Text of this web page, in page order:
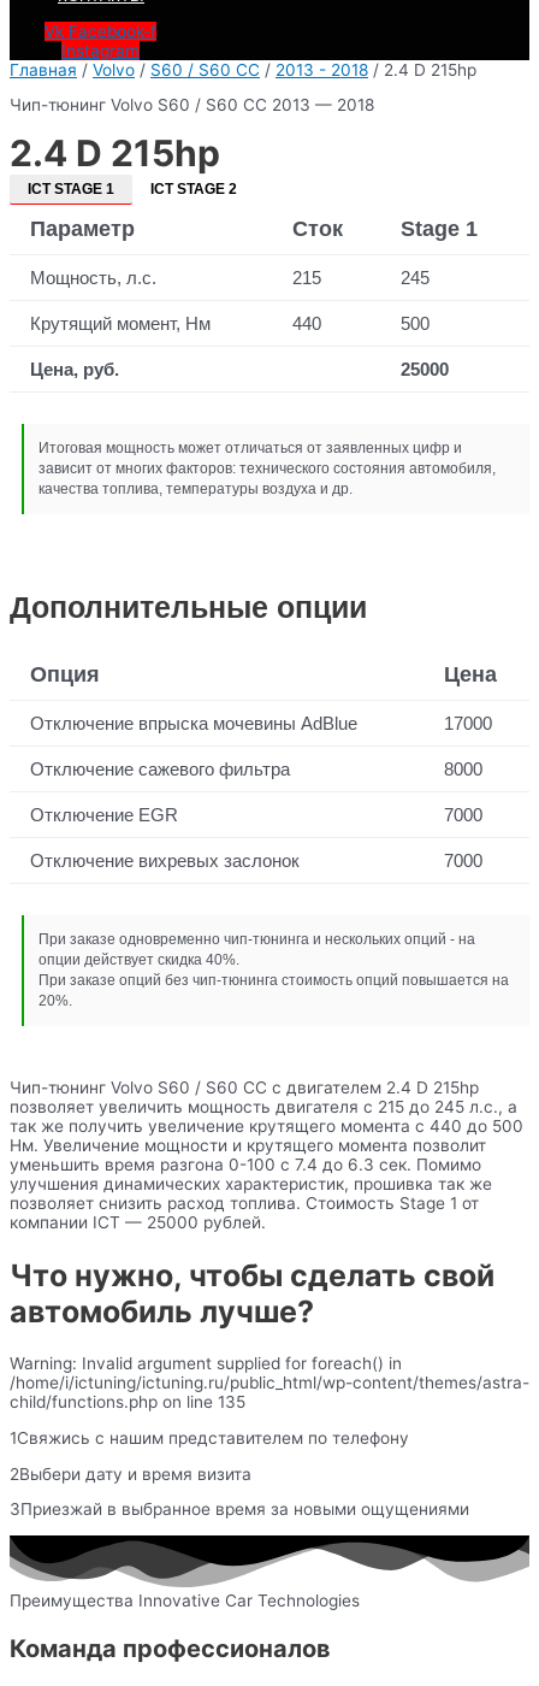
Vk Facebook-f
Instagram
Главная / Volvo / S60 / S60 CC / 2013 - 2018 / 2.4 D 215hp
Чип-тюнинг Volvo S60 / S60 CC 2013 — 2018
2.4 D 215hp
ICT STAGE 1 ICT STAGE 2
Параметр Сток Stage 1
Мощность, л.с. 215 245
Крутящий момент, Нм 440 500
Цена, руб. 25000
Итоговая мощность может отличаться от заявленных цифр и
зависит от многих факторов: технического состояния автомобиля,
качества топлива, температуры воздуха и др.
Дополнительные опции
Опция Цена
Отключение впрыска мочевины AdBlue 17000
Отключение сажевого фильтра 8000
Отключение EGR 7000
Отключение вихревых заслонок 7000
При заказе одновременно чип-тюнинга и нескольких опций - на
опции действует скидка 40%.
При заказе опций без чип-тюнинга стоимость опций повышается на
20%.
Чип-тюнинг Volvo S60 / S60 CC с двигателем 2.4 D 215hp
позволяет увеличить мощность двигателя с 215 до 245 л.с., а
так же получить увеличение крутящего момента с 440 до 500
Нм. Увеличение мощности и крутящего момента позволит
уменьшить время разгона 0-100 с 7.4 до 6.3 сек. Помимо
улучшения динамических характеристик, прошивка так же
позволяет снизить расход топлива. Стоимость Stage 1 от
компании ICT — 25000 рублей.
Что нужно, чтобы сделать свой
автомобиль лучше?
Warning: Invalid argument supplied for foreach() in
/home/i/ictuning/ictuning.ru/public_html/wp-content/themes/astra-
child/functions.php on line 135
1Свяжись с нашим представителем по телефону
2Выбери дату и время визита
3Приезжай в выбранное время за новыми ощущениями
Преимущества Innovative Car Technologies
Команда профессионалов